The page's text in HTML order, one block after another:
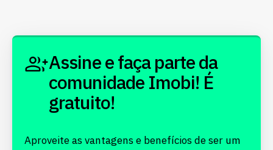
Assine e faça parte da
comunidade Imobi! É
gratuito!
Aproveite as vantagens e benefícios de ser um